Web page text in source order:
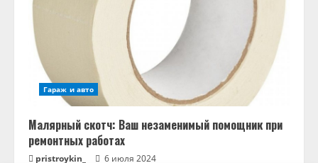
Гараж и авто
Малярный скотч: Ваш незаменимый помощник при
ремонтных работах
pristroykin_ 6 июля 2024